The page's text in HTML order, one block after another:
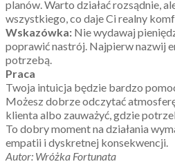
planów. Warto działać rozsądnie,
wszystkiego, co daje Ci realny
Wskazówka: Nie wydawaj
poprawić nastrój. Najpierw nazwij
potrzebą.
Praca
Twoja intuicja będzie bardzo
Możesz dobrze odczytać
klienta albo zauważyć, gdzie
To dobry moment na działania
empatii i dyskretnej konsekwencji.
Autor: Wróżka Fortunata